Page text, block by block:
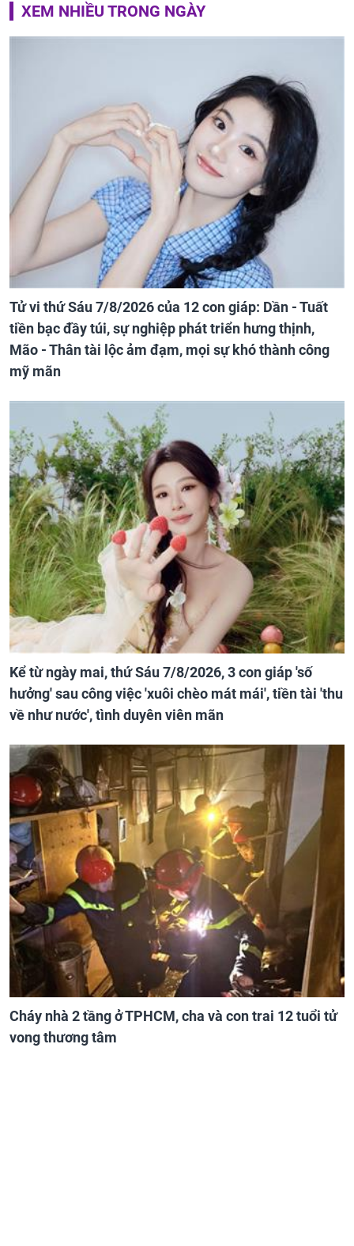
XEM NHIỀU TRONG NGÀY
Tử vi thứ Sáu 7/8/2026 của 12 con giáp: Dần - Tuất
tiền bạc đầy túi, sự nghiệp phát triển hưng thịnh,
Mão - Thân tài lộc ảm đạm, mọi sự khó thành công
mỹ mãn
Kể từ ngày mai, thứ Sáu 7/8/2026, 3 con giáp 'số
hưởng' sau công việc 'xuôi chèo mát mái', tiền tài 'thu
về như nước', tình duyên viên mãn
Cháy nhà 2 tầng ở TPHCM, cha và con trai 12 tuổi tử
vong thương tâm